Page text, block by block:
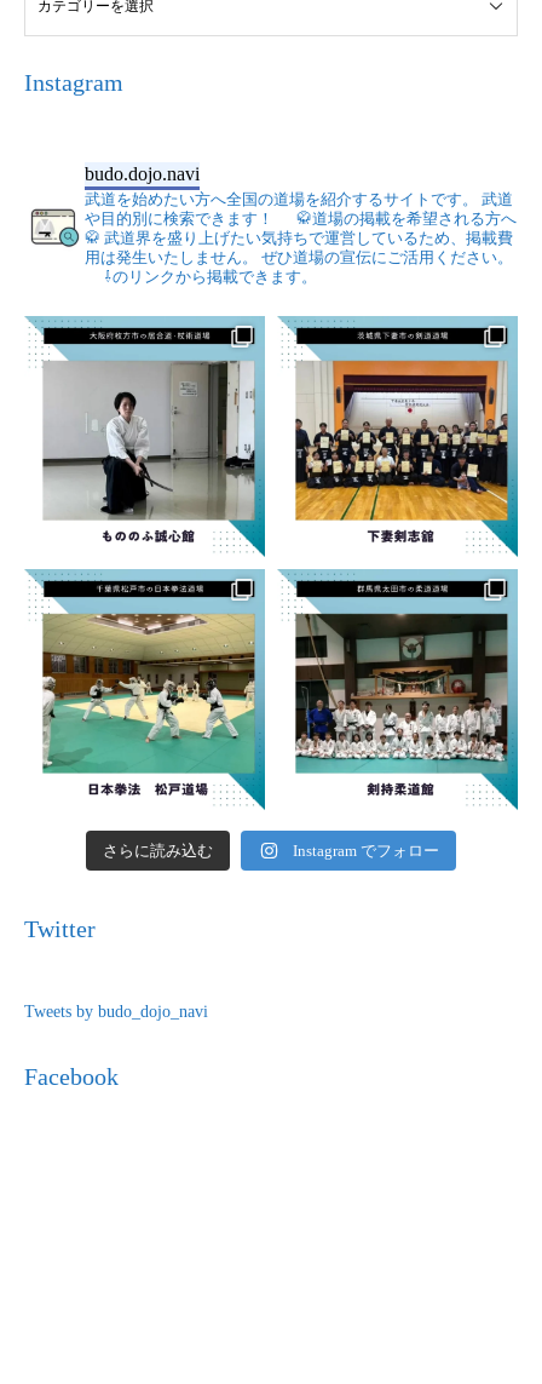
Instagram
budo.dojo.navi
武道を始めたい方へ全国の道場を紹介するサイトです。
武道
や目的別に検索できます！
🥋道場の掲載を希望される方へ
🥋 武道界を盛り上げたい気持ちで運営しているため、掲載費
用は発生いたしません。
ぜひ道場の宣伝にご活用ください。
⇩のリンクから掲載できます。
さらに読み込む Instagram でフォロー
Twitter
Tweets by budo_dojo_navi
Facebook